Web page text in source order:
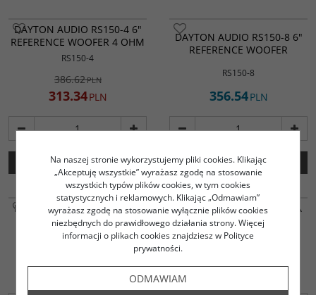
Moc ciągła (W RMS) 30 W PROMOCJA
DAYTON AUDIO RS150-4 6"
REFERENCE WOOFER 4 OHM
RS150-4
386.62PLN
313.34PLN
DO KOSZYKA
DAYTON AUDIO RS150-8 6"
REFERENCE WOOFER
RS150-8
356.54PLN
DO KOSZYKA
DAYTON AUDIO RS150P-4A
6" REFERENCE PAPER
WOOFER 4 OHM
292.06
DAYTON AUDIO RS150P-8A
6" REFERENCE PAPER
WOOFER 8 OHM
311.40
Na naszej stronie wykorzystujemy pliki cookies. Klikając
„Akceptuję wszystkie” wyrażasz zgodę na stosowanie
wszystkich typów plików cookies, w tym cookies
statystycznych i reklamowych. Klikając „Odmawiam”
wyrażasz zgodę na stosowanie wyłącznie plików cookies
niezbędnych do prawidłowego działania strony. Więcej
informacji o plikach cookies znajdziesz w Polityce
prywatności.
ODMAWIAM